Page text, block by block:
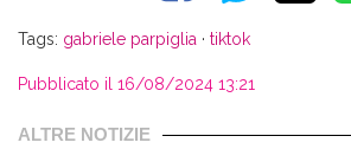
Tags: gabriele parpiglia · tiktok
Pubblicato il 16/08/2024 13:21
ALTRE NOTIZIE